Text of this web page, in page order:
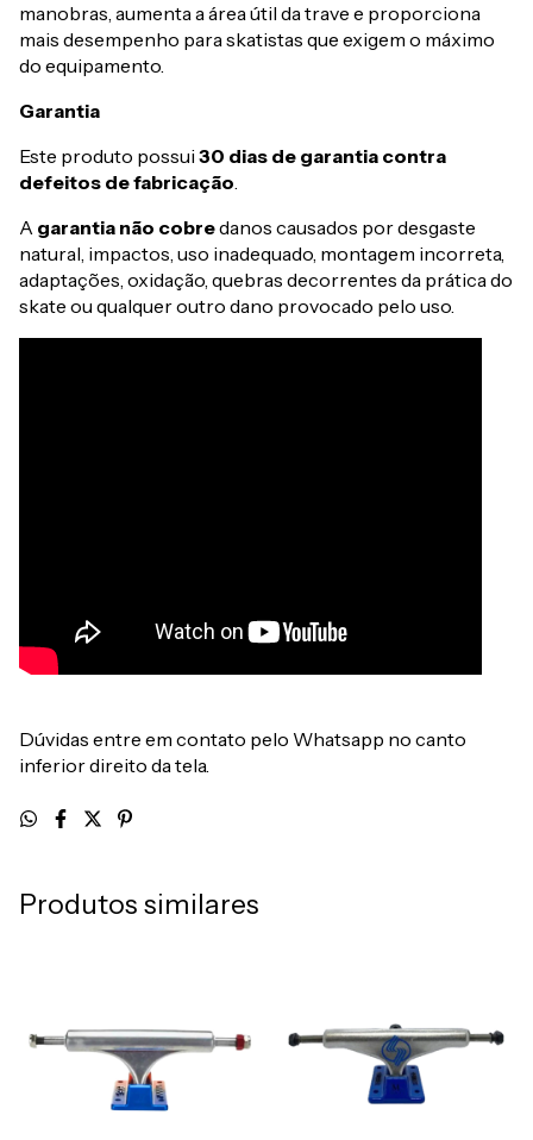
manobras, aumenta a área útil da trave e proporciona
mais desempenho para skatistas que exigem o máximo
do equipamento.
Garantia
Este produto possui 30 dias de garantia contra
defeitos de fabricação.
A garantia não cobredanos causados por desgaste
natural, impactos, uso inadequado, montagem incorreta,
adaptações, oxidação, quebras decorrentes da prática do
skate ou qualquer outro dano provocado pelo uso.
Dúvidas entre em contato pelo Whatsapp no canto
inferior direito da tela.
Produtos similares